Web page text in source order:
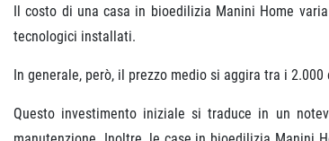
Il costo di una casa in bioedilizia Manini Home
tecnologici installati.
In generale, però, il prezzo medio si aggira tra i
Questo investimento iniziale si traduce in un